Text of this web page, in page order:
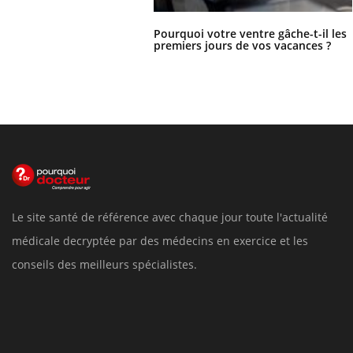
Pourquoi votre ventre gâche-t-il les
premiers jours de vos vacances ?
Le site santé de référence avec chaque jour toute l'actualité
médicale decryptée par des médecins en exercice et les
conseils des meilleurs spécialistes.